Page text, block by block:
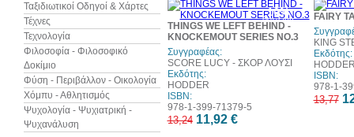
Ταξιδιωτικοί Οδηγοί & Χάρτες
Τέχνες
Τεχνολογία
Φιλοσοφία - Φιλοσοφικό
Δοκίμιο
Φύση - Περιβάλλον - Οικολογία
Χόμπυ - Αθλητισμός
Ψυχολογία - Ψυχιατρική -
Ψυχανάλυση
10%
έκπτωση
THINGS WE LEFT BEHIND -
KNOCKEMOUT SERIES NO.3
Συγγραφέας:
SCORE LUCY - ΣΚΟΡ ΛΟΥΣΙ
Εκδότης:
HODDER
ISBN:
978-1-399-71379-5
13,24 11,92 €
FAIRY
KING
Εκδότης:
ISBN:
978-1-
13,77